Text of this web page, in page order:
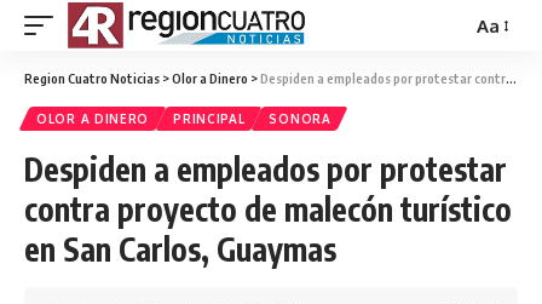
Aa
Region Cuatro Noticias >Olor a Dinero >Despiden a empleados por protestar contra proyecto de malecón turístico en San Carlos, Guaymas
OLOR A DINERO PRINCIPAL SONORA
Despiden a empleados por protestar
contra proyecto de malecón turístico
en San Carlos, Guaymas